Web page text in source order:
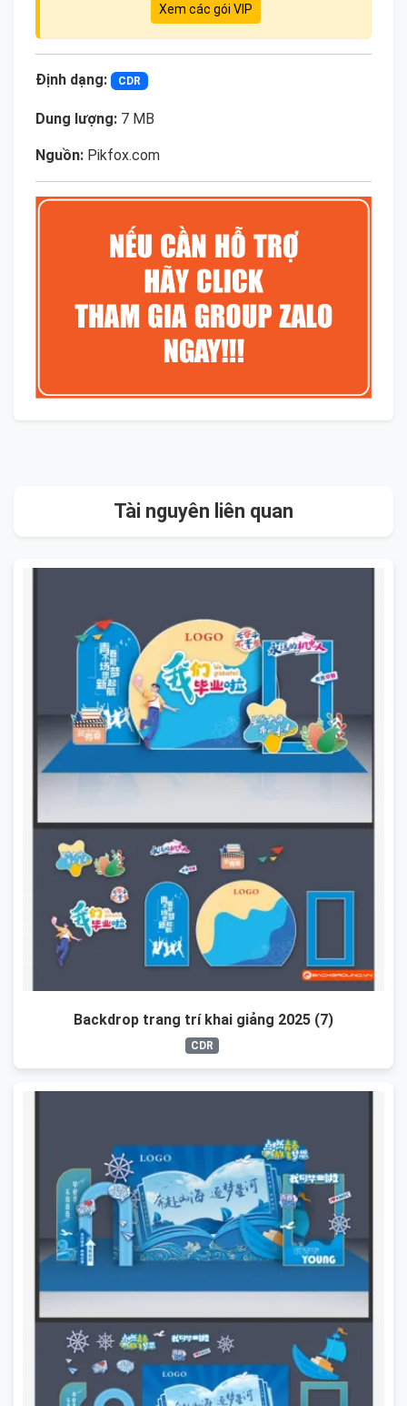
Xem các gói VIP
Định dạng: CDR
Dung lượng: 7 MB
Nguồn: Pikfox.com
Tài nguyên liên quan
Backdrop trang trí khai giảng 2025 (7)
CDR